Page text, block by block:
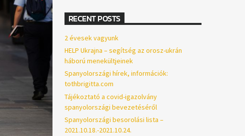
RECENT POSTS
2 évesek vagyunk
HELP Ukrajna – segítség az orosz-ukrán
háború menekültjeinek
Spanyolországi hírek, információk:
tothbrigitta.com
Tájékoztató a covid-igazolvány
spanyolországi bevezetéséről
Spanyolországi besorolási lista –
2021.10.18.-2021.10.24.